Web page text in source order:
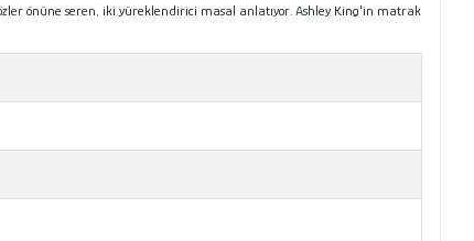
önüne seren, iki yüreklendirici masal anlatıyor. Ashley King'in matrak